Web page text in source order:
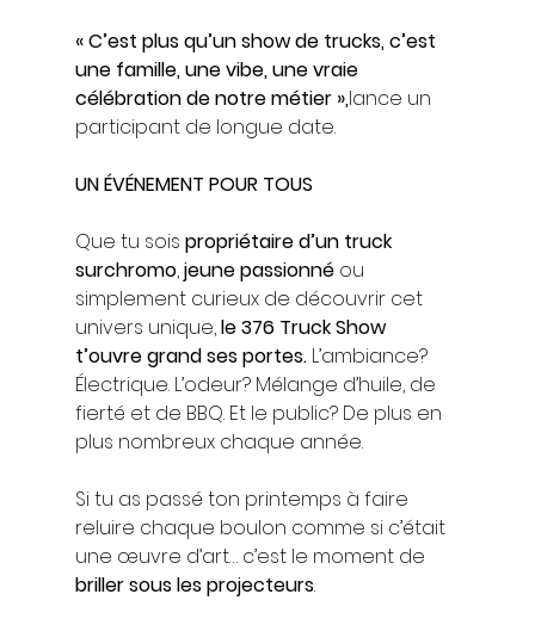
« C’est plus qu’un show de trucks, c’est
une famille, une vibe, une vraie
célébration de notre métier »,lance un
participant de longue date.
UN ÉVÉNEMENT POUR TOUS
Que tu sois propriétaire d’un truck
surchromo, jeune passionné ou
simplement curieux de découvrir cet
univers unique, le 376 Truck Show
t’ouvre grand ses portes. L’ambiance?
Électrique. L’odeur? Mélange d’huile, de
fierté et de BBQ. Et le public? De plus en
plus nombreux chaque année.
Si tu as passé ton printemps à faire
reluire chaque boulon comme si c’était
une œuvre d’art… c’est le moment de
briller sous les projecteurs.